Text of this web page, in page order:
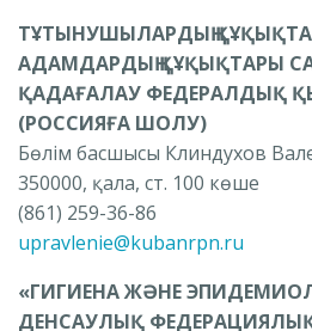
ТҰТЫНУШЫЛАРДЫҢ
АДАМДАРДЫҢ ҚҰҚЫҚТАРЫ
ҚАДАҒАЛАУ ФЕДЕРАЛДЫҚ
(РОССИЯҒА ШОЛУ)
Бөлім басшысы Клиндухов
350000, қала, ст. 100 көше
(861) 259-36-86
upravlenie@kubanrpn.ru
«ГИГИЕНА ЖӘНЕ
ДЕНСАУЛЫҚ